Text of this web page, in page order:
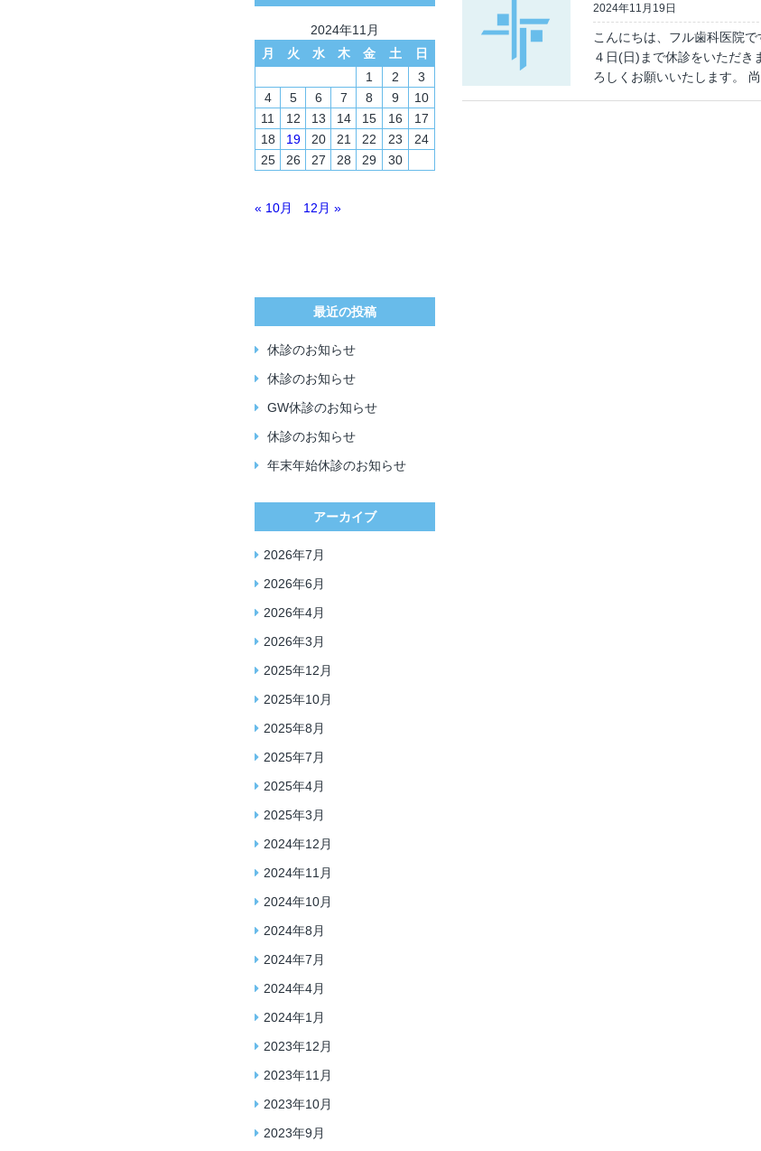
2024年11月19日
こんにちは、フル歯科医院
４日(日)まで休診をいただき
ろしくお願いいたします。
2024年11月
月
火 水 木 金 土
日
1
2
3
4
5 6 7 8 9
10
11
12 13 14 15 16
17
18
19 20 21 22 23
24
25
26 27 28 29 30
« 10月 12月 »
最近の投稿
休診のお知らせ
休診のお知らせ
GW休診のお知らせ
休診のお知らせ
年末年始休診のお知らせ
アーカイブ
2026年7月
2026年6月
2026年4月
2026年3月
2025年12月
2025年10月
2025年8月
2025年7月
2025年4月
2025年3月
2024年12月
2024年11月
2024年10月
2024年8月
2024年7月
2024年4月
2024年1月
2023年12月
2023年11月
2023年10月
2023年9月